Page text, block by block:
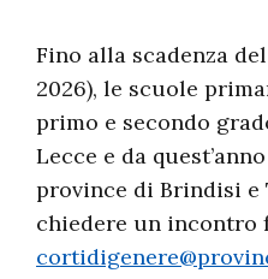
Fino alla scadenza
2026), le scuole
primo e secondo
Lecce e da
province di Brindisi e
chiedere un incontro